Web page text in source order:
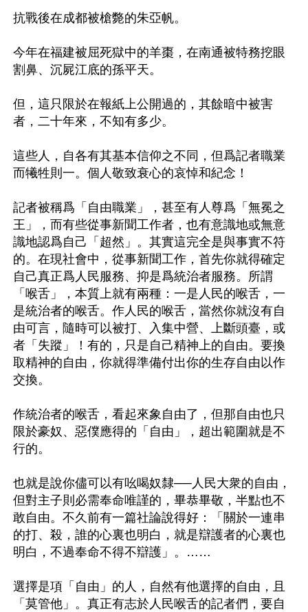
抗戰後在成都被槍斃的朱亞帆。
今年在福建被屈死獄中的羊棗，在南通被特務挖眼
割鼻、沉屍江底的孫平天。
但，這只限於在報紙上公開過的，其餘暗中被害
者，二十年來，不知有多少。
這些人，自各有其基本信仰之不同，但爲記者職業
而犧牲則一。個人敬致衰心的哀悼和紀念！
記者被稱爲「自由職業」，甚至有人尊爲「無冕之
王」，而有些從事新聞工作者，也有意識地或無意
識地認爲自己「超然」。其實這完全是與事實不符
的。在現社會中，從事新聞工作，首先你就得確定
自己真正爲人民服務、抑是爲統治者服務。所謂
「喉舌」，本質上就有兩種：一是人民的喉舌，一
是統治者的喉舌。作人民的喉舌，當然你就沒有自
由可言，隨時可以被打、入集中營、上斷頭臺，或
者「失蹤」！有的，只是自己精神上的自由。要換
取精神的自由，你就得準備付出你的生存自由以作
交換。
作統治者的喉舌，看起來象自由了，但那自由也只
限於豪奴、惡僕應得的「自由」，超出範圍就是不
行的。
也就是說你儘可以有吆喝奴隸──人民大衆的自由，
但對主子則必需奉命唯謹的，畢恭畢敬，半點也不
敢自由。不久前有一篇社論說得好：「關於一連串
的打、殺，誰的心裏也明白，就是辯護者的心裏也
明白，不過奉命不得不辯護」。……
選擇是項「自由」的人，自然有他選擇的自由，且
「莫管他」。真正有志於人民喉舌的記者們，要自